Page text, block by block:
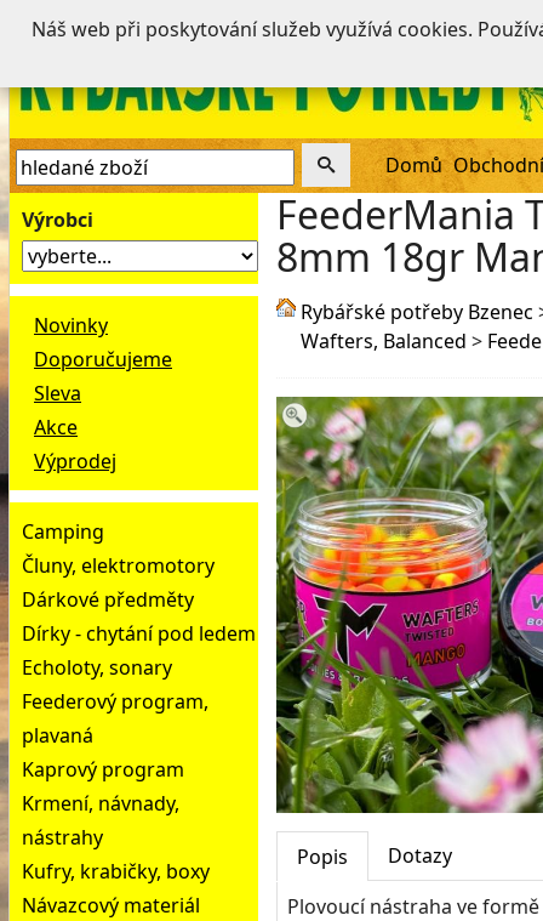
Domů
Výrobci
Novinky
Doporučujeme
Sleva
Akce
Výprodej
Camping
Čluny, elektromotory
Dárkové předměty
Dírky - chytání pod ledem
Echoloty, sonary
Feederový program,
plavaná
Kaprový program
Krmení, návnady,
nástrahy
Kufry, krabičky, boxy
Návazcový materiál
FeederMania
8mm 18gr
Rybářské potřeby Bzenec
Wafters, Balanced >
Popis
Dotazy
Plovoucí nástraha ve
Náš web při poskytování služeb využívá cookies.